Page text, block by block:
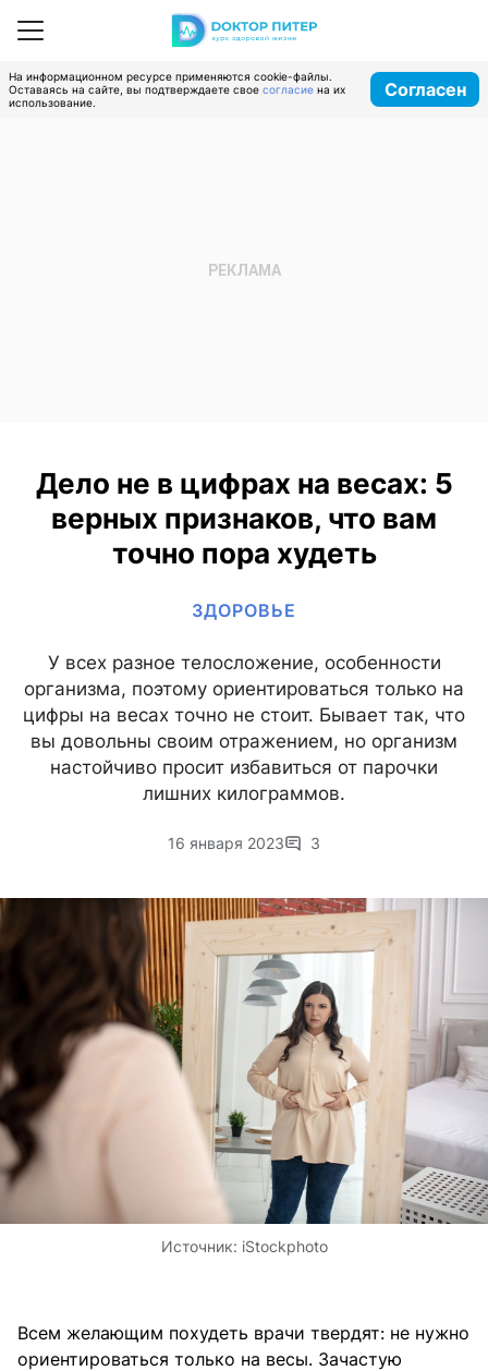
На информационном ресурсе применяются cookie-файлы.
Оставаясь на сайте, вы подтверждаете свое согласие на их
использование.
Согласен
Дело не в цифрах на весах: 5
верных признаков, что вам
точно пора худеть
ЗДОРОВЬЕ
У всех разное телосложение, особенности
организма, поэтому ориентироваться только на
цифры на весах точно не стоит. Бывает так, что
вы довольны своим отражением, но организм
настойчиво просит избавиться от парочки
лишних килограммов.
16 января 2023 3
Источник: iStockphoto
Всем желающим похудеть врачи твердят: не нужно
ориентироваться только на весы. Зачастую